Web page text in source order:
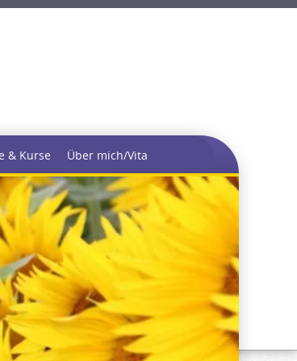
& Kurse Über mich/Vita